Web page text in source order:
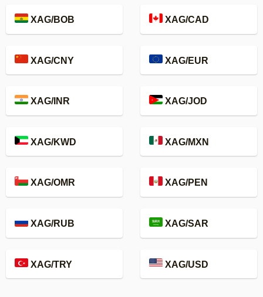
XAG/BOB XAG/CAD
XAG/CNY XAG/EUR
XAG/INR XAG/JOD
XAG/KWD XAG/MXN
XAG/OMR XAG/PEN
XAG/RUB XAG/SAR
XAG/TRY XAG/USD